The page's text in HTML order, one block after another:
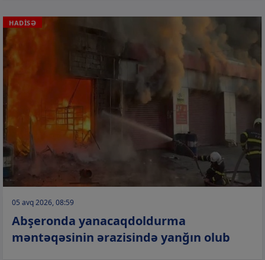
HADİSƏ
05 avq 2026, 08:59
Abşeronda yanacaqdoldurma
məntəqəsinin ərazisində yanğın olub